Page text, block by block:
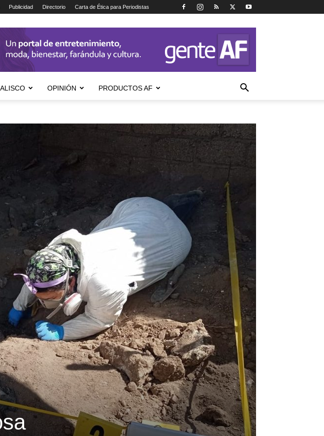
Publicidad Directorio Carta de Ética para Periodistas
OPINIÓN PRODUCTOS AF